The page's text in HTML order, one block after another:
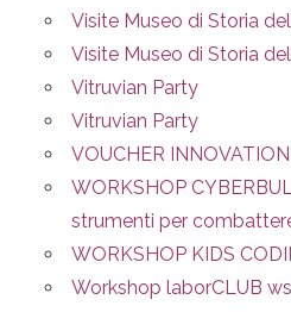
Visite Museo di Storia
Visite Museo di Storia
Vitruvian Party
Vitruvian Party
VOUCHER
WORKSHOP
strumenti per
WORKSHOP KIDS
Workshop laborCLUB